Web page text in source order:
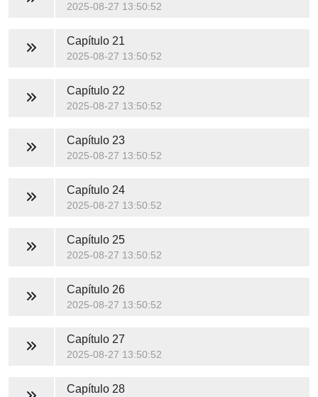
2025-08-27 13:50:52
Capítulo 21
2025-08-27 13:50:52
Capítulo 22
2025-08-27 13:50:52
Capítulo 23
2025-08-27 13:50:52
Capítulo 24
2025-08-27 13:50:52
Capítulo 25
2025-08-27 13:50:52
Capítulo 26
2025-08-27 13:50:52
Capítulo 27
2025-08-27 13:50:52
Capítulo 28